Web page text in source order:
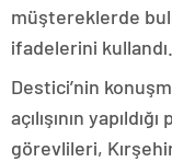
müştereklerde
ifadelerini kullandı.
Destici’nin
açılışının
görevlileri,